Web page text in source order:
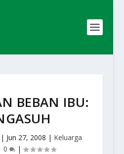
BEBAN IBU:
| Jun 27, 2008 | Keluarga
0 |